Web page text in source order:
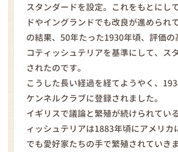
スタンダードを設定。これをもとにし
ドやイングランドでも改良が進められ
の結果、50年たった1930年頃、評価の
コティッシュテリアを基準にして、ス
されたのです。
こうした長い経過を経てようやく、
ケンネルクラブに登録されました。
イギリスで議論と繁殖が続けられてい
ィッシュテリアは1883年頃にアメリカ
でも愛好家たちの手で繁殖されていきま